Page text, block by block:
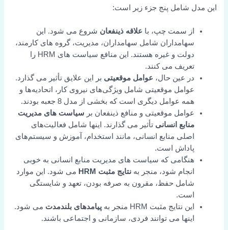
این مدل شامل پنج جزء زیر است:
از سمت چپ، با علاقه ذینفعان شروع می شود. این
سهامداران شامل سهامداران، مدیریت، گروه های کارمند،
دولت و غیره هستند. این منافع سیاست های HRM را
تعریف می کنند.
در عین حال، عوامل موقعیتی بر این علایق تأثیر می گذارد.
عوامل موقعیتی شامل ویژگی‌های نیروی کار، اتحادیه‌ها و
همه عوامل دیگری است که بخشی از مدل 8 جعبه بودند.
عوامل موقعیتی و منافع ذینفعان بر سیاست های مدیریت
منابع انسانی تأثیر می گذارند. اینها شامل فعالیت‌های
اصلی منابع انسانی، مانند استخدام، آموزش و سیستم‌های
پاداش است.
هنگامی که سیاست های مدیریت منابع انسانی به خوبی
انجام شود، منجر بهنتایج مثبت HRM
می شود. این موارد
شامل حفظ، مقرون به صرفه بودن، تعهد و شایستگی
است.
این نتایج مثبت HRM منجر به
پیامدهای بلندمدت می شود.
اینها می توانند فردی، سازمانی و اجتماعی باشند.